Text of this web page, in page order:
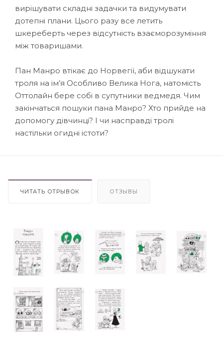
вирішувати складні задачки та видумувати
дотепні плани. Цього разу все летить
шкереберть через відсутність взаєморозуміння
між товаришами.
Пан Манро втікає до Норвегії, аби відшукати
троля на ім’я Особливо Велика Нога, натомість
Оттолайн бере собі в супутники ведмедя. Чим
закінчаться пошуки пана Манро? Хто прийде на
допомогу дівчинці? І чи насправді тролі
настільки огидні істоти?
ЧИТАТЬ ОТРЫВОК ОТЗЫВЫ